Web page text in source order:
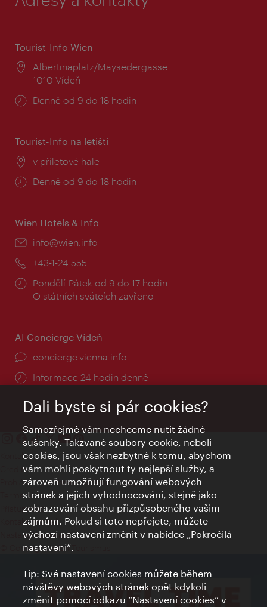
Tourist-Info Wien
Místo:
Albertinaplatz/Maysedergasse
1010 Vídeň
Provozní
Denně od 9 do 18 hodin
Tourist-Info na letišti
Místo:
v příletové hale
Provozní
Denně od 9 do 18 hodin
Wien Hotels & Info
E-
info@wien.info
Telefon:
+43-1-24 555
Provozní
doba:
Pondělí-Pátek od 9 do 17 hodin
O státních svátcích zavřeno
AI Concierge Vídeň
concierge.vienna.info
Informace 24 hodin denně
Kontakty
Credits
Prohlášení o ochraně osobních údajů
Terms of Use
Přístupnost
Kontakt pro tisk
Nastavení cookies
© Copyright Wien Tourismus
Dali byste si pár cookies?
Samozřejmě vám nechceme nutit žádné
sušenky. Takzvané soubory cookie, neboli
cookies, jsou však nezbytné k tomu, abychom
vám mohli poskytnout ty nejlepší služby, a
zároveň umožňují fungování webových
stránek a jejich vyhodnocování, stejně jako
zobrazování obsahu přizpůsobeného vašim
zájmům. Pokud si toto nepřejete, můžete
výchozí nastavení změnit v nabídce „Pokročilá
nastavení“.
Tip: Své nastavení cookies můžete během
návštěvy webových stránek opět kdykoli
změnit pomocí odkazu “Nastavení cookies” v